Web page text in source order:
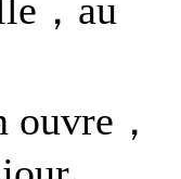
，au
，